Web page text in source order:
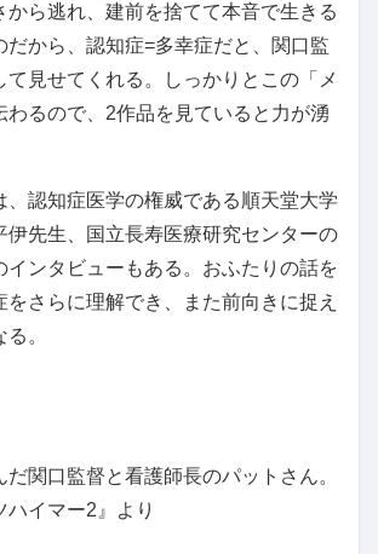
から逃れ、建前を捨てて本音で生きる
だから、認知症=多幸症だと、関口監
て見せてくれる。しっかりとこの「メ
わるので、2作品を見ていると力が湧
、認知症医学の権威である順天堂大学
伊先生、国立長寿医療研究センターの
インタビューもある。おふたりの話を
をさらに理解でき、また前向きに捉え
。
だ関口監督と看護師長のパットさん。
ハイマー2』より